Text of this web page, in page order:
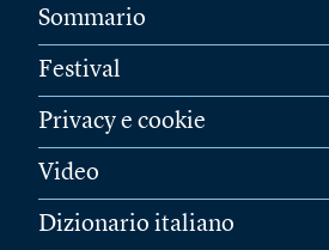
Sommario
Festival
Privacy e cookie
Video
Dizionario italiano